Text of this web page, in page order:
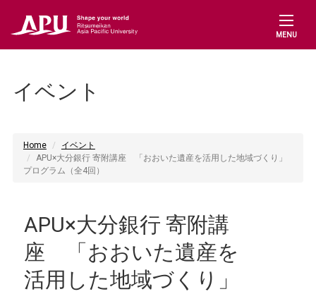
MENU
イベント
Home
イベント
APU×大分銀行 寄附講座 「おおいた遺産を活用した地域づくり」
プログラム（全4回）
APU×大分銀行 寄附講
座 「おおいた遺産を
活用した地域づくり」